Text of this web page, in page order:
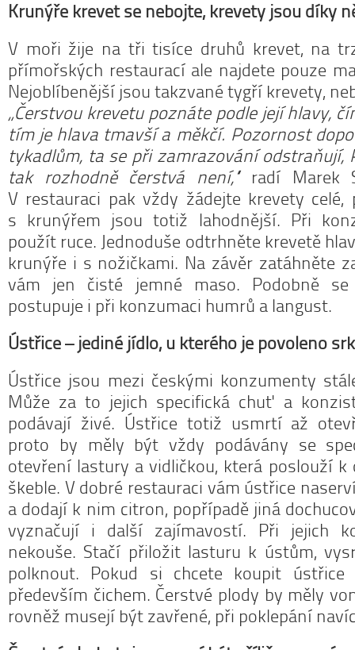
Krunýře krevet se nebojte, krevety jsou díky
V moři žije na tři tisíce druhů krevet, na
přímořských restaurací ale najdete pouze
Nejoblíbenější jsou takzvané tygří krevety,
„Čerstvou krevetu poznáte podle její hlavy,
tím je hlava tmavší a měkčí. Pozornost
tykadlům, ta se při zamrazování odstraňují,
tak rozhodně čerstvá není,“radí Marek
V restauraci pak vždy žádejte krevety celé,
s krunýřem jsou totiž lahodnější. Při
použít ruce. Jednoduše odtrhněte krevetě
krunýře i s nožičkami. Na závěr zatáhněte
vám jen čisté jemné maso. Podobně
postupuje i při konzumaci humrů a langust.
Ústřice – jediné jídlo, u kterého je povoleno
Ústřice jsou mezi českými konzumenty
Může za to jejich specifická chuť a
podávají živé. Ústřice totiž usmrtí až
proto by měly být vždy podávány se
otevření lastury a vidličkou, která poslouží k
škeble. V dobré restauraci vám ústřice
a dodají k nim citron, popřípadě jiná
vyznačují i další zajímavostí. Při jejich
nekouše. Stačí přiložit lasturu k ústům,
polknout. Pokud si chcete koupit
především čichem. Čerstvé plody by měly
rovněž musejí být zavřené, při poklepání